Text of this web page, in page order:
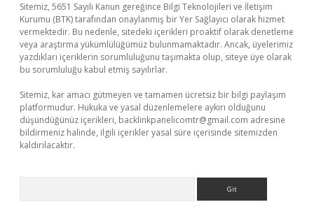
Sitemiz, 5651 Sayılı Kanun gereğince Bilgi Teknolojileri ve İletişim
Kurumu (BTK) tarafından onaylanmış bir Yer Sağlayıcı olarak hizmet
vermektedir. Bu nedenle, sitedeki içerikleri proaktif olarak denetleme
veya araştırma yükümlülüğümüz bulunmamaktadır. Ancak, üyelerimiz
yazdıkları içeriklerin sorumluluğunu taşımakta olup, siteye üye olarak
bu sorumluluğu kabul etmiş sayılırlar.
Sitemiz, kar amacı gütmeyen ve tamamen ücretsiz bir bilgi paylaşım
platformudur. Hukuka ve yasal düzenlemelere aykırı olduğunu
düşündüğünüz içerikleri, backlinkpanelicomtr@gmail.com adresine
bildirmeniz halinde, ilgili içerikler yasal süre içerisinde sitemizden
kaldırılacaktır.